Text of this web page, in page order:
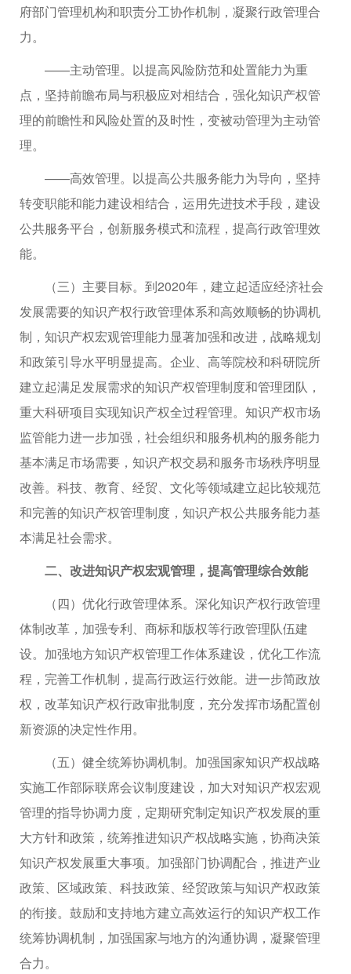
府部门管理机构和职责分工协作机制，凝聚行政管理合
力。
——主动管理。以提高风险防范和处置能力为重
点，坚持前瞻布局与积极应对相结合，强化知识产权管
理的前瞻性和风险处置的及时性，变被动管理为主动管
理。
——高效管理。以提高公共服务能力为导向，坚持
转变职能和能力建设相结合，运用先进技术手段，建设
公共服务平台，创新服务模式和流程，提高行政管理效
能。
（三）主要目标。到2020年，建立起适应经济社会
发展需要的知识产权行政管理体系和高效顺畅的协调机
制，知识产权宏观管理能力显著加强和改进，战略规划
和政策引导水平明显提高。企业、高等院校和科研院所
建立起满足发展需求的知识产权管理制度和管理团队，
重大科研项目实现知识产权全过程管理。知识产权市场
监管能力进一步加强，社会组织和服务机构的服务能力
基本满足市场需要，知识产权交易和服务市场秩序明显
改善。科技、教育、经贸、文化等领域建立起比较规范
和完善的知识产权管理制度，知识产权公共服务能力基
本满足社会需求。
二、改进知识产权宏观管理，提高管理综合效能
（四）优化行政管理体系。深化知识产权行政管理
体制改革，加强专利、商标和版权等行政管理队伍建
设。加强地方知识产权管理工作体系建设，优化工作流
程，完善工作机制，提高行政运行效能。进一步简政放
权，改革知识产权行政审批制度，充分发挥市场配置创
新资源的决定性作用。
（五）健全统筹协调机制。加强国家知识产权战略
实施工作部际联席会议制度建设，加大对知识产权宏观
管理的指导协调力度，定期研究制定知识产权发展的重
大方针和政策，统筹推进知识产权战略实施，协商决策
知识产权发展重大事项。加强部门协调配合，推进产业
政策、区域政策、科技政策、经贸政策与知识产权政策
的衔接。鼓励和支持地方建立高效运行的知识产权工作
统筹协调机制，加强国家与地方的沟通协调，凝聚管理
合力。